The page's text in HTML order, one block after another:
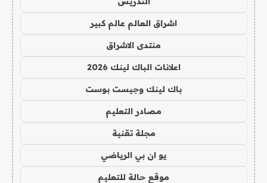
اشراق العالم عالم كبير
منتدى الاشراق
اعلانات الباك لينك 2026
باك لينك وجيست بوست
مصادر التعليم
مجلة تقنية
يو ان بي الرياضي
موقع حالة للتعليم